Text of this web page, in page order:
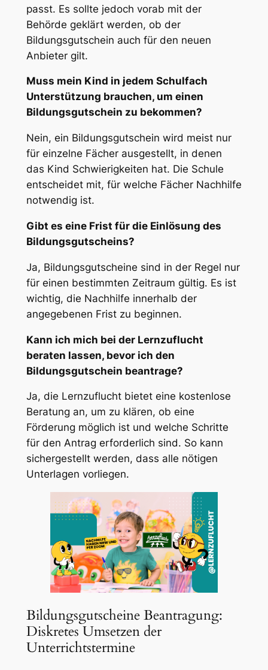
passt. Es sollte jedoch vorab mit der
Behörde geklärt werden, ob der
Bildungsgutschein auch für den neuen
Anbieter gilt.
Muss mein Kind in jedem Schulfach
Unterstützung brauchen, um einen
Bildungsgutschein zu bekommen?
Nein, ein Bildungsgutschein wird meist nur
für einzelne Fächer ausgestellt, in denen
das Kind Schwierigkeiten hat. Die Schule
entscheidet mit, für welche Fächer Nachhilfe
notwendig ist.
Gibt es eine Frist für die Einlösung des
Bildungsgutscheins?
Ja, Bildungsgutscheine sind in der Regel nur
für einen bestimmten Zeitraum gültig. Es ist
wichtig, die Nachhilfe innerhalb der
angegebenen Frist zu beginnen.
Kann ich mich bei der Lernzuflucht
beraten lassen, bevor ich den
Bildungsgutschein beantrage?
Ja, die Lernzuflucht bietet eine kostenlose
Beratung an, um zu klären, ob eine
Förderung möglich ist und welche Schritte
für den Antrag erforderlich sind. So kann
sichergestellt werden, dass alle nötigen
Unterlagen vorliegen.
Bildungsgutscheine Beantragung:
Diskretes Umsetzen der
Unterrichtstermine